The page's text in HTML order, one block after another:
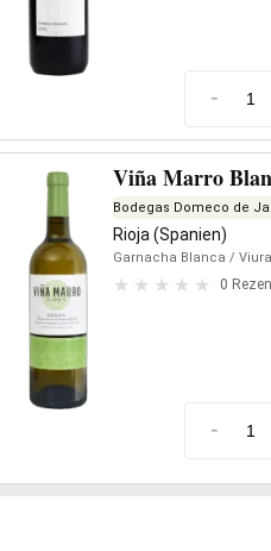
-
Viña Marro
Bodegas Domeco de
Rioja (Spanien)
Garnacha Blanca / Viura
0
-